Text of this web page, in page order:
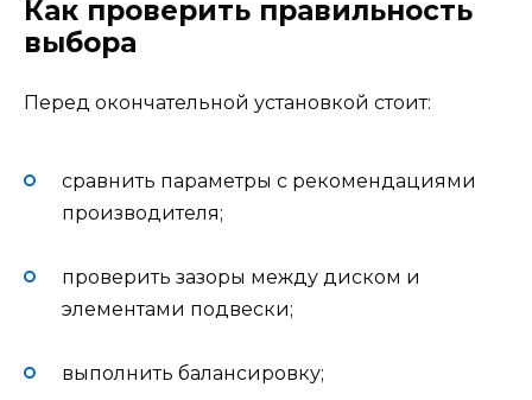
Как проверить правильность
выбора
Перед окончательной установкой стоит:
сравнить параметры с рекомендациями
производителя;
проверить зазоры между диском и
элементами подвески;
выполнить балансировку;